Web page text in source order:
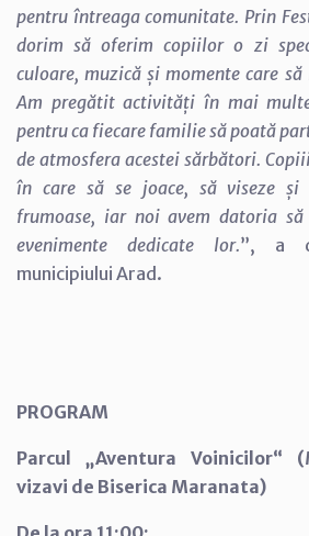
pentru întreaga comunitate. Prin
dorim să oferim copiilor o zi
culoare, muzică și momente care
Am pregătit activități în mai
pentru ca fiecare familie să poată
de atmosfera acestei sărbători.
în care să se joace, să viseze și
frumoase, iar noi avem datoria
evenimente dedicate lor.”, a
municipiului Arad.
PROGRAM
Parcul „Aventura Voinicilor“
vizavi de Biserica Maranata)